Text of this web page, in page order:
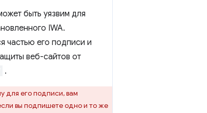
быть уязвим для
IWA.
частью его подписи и
веб-сайтов от
.
для его подписи, вам
вы подпишете одно и то же